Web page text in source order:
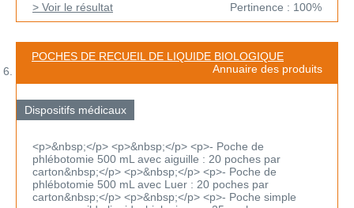
> Voir le résultat
Pertinence : 100%
POCHES DE RECUEIL DE LIQUIDE BIOLOGIQUE
Annuaire des produits
Dispositifs médicaux
<p>&nbsp;</p> <p>&nbsp;</p> <p>- Poche de
phlébotomie 500 mL avec aiguille : 20 poches par
carton&nbsp;</p> <p>&nbsp;</p> <p>- Poche de
phlébotomie 500 mL avec Luer : 20 poches par
carton&nbsp;</p> <p>&nbsp;</p> <p>- Poche simple